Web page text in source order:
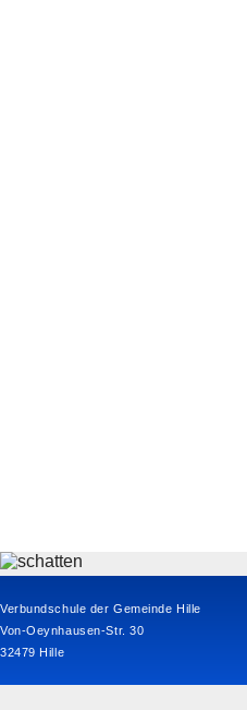
Verbundschule der Gemeinde Hille
Von-Oeynhausen-Str. 30
32479 Hille